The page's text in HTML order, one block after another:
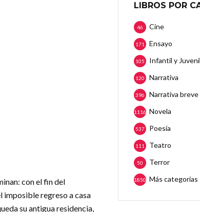
con el fin del
imposible regreso a casa
su antigua residencia,
LIBROS POR
Cine
46
Ensayo
171
Infantil y Juvenil
105
Narrativa
120
Narrativa breve
396
Novela
1116
Poesía
537
Teatro
111
Terror
50
Más categorias
1850